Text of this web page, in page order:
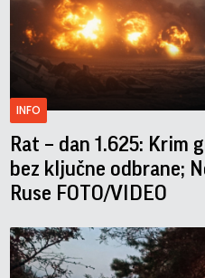
INFO
Rat – dan 1.625: Krim
bez ključne odbrane;
Ruse FOTO/VIDEO